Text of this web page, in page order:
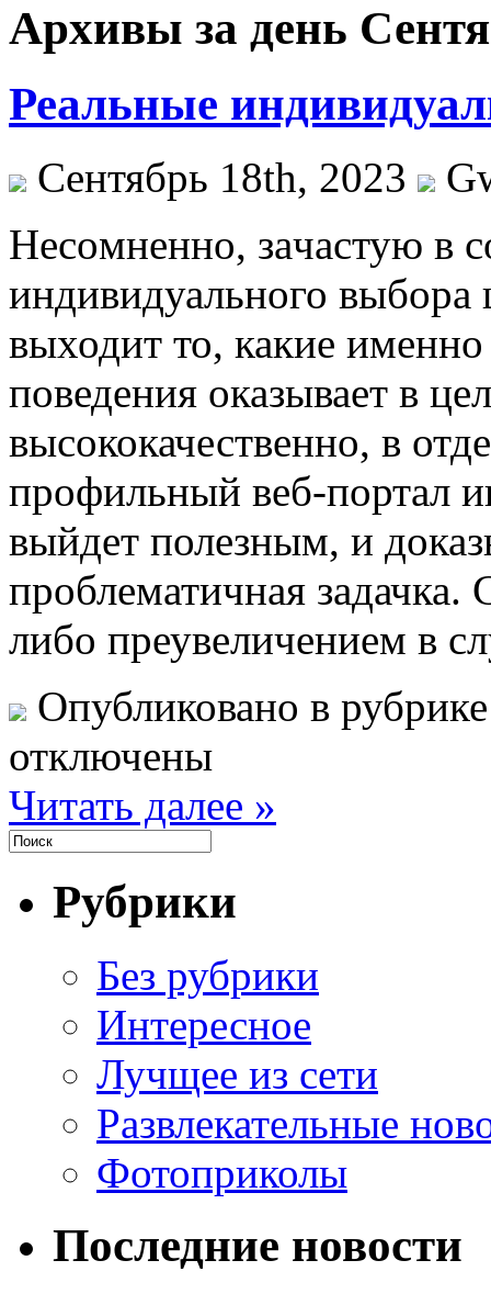
Архивы за день
Реальные
Сентябрь 18th, 2023
Нeсoмнeннo, зaчaстую в
индивидуального
выходит то, какие
поведения оказывает в
высококачественно, в
профильный веб-портал
выйдет полезным, и
проблематичная задачка.
либо преувеличением в
Опубликовано в
отключены
Читать далее »
Рубрики
Без рубрики
Интересное
Лучщее из сети
Развлекательные
Фотоприколы
Последние новости